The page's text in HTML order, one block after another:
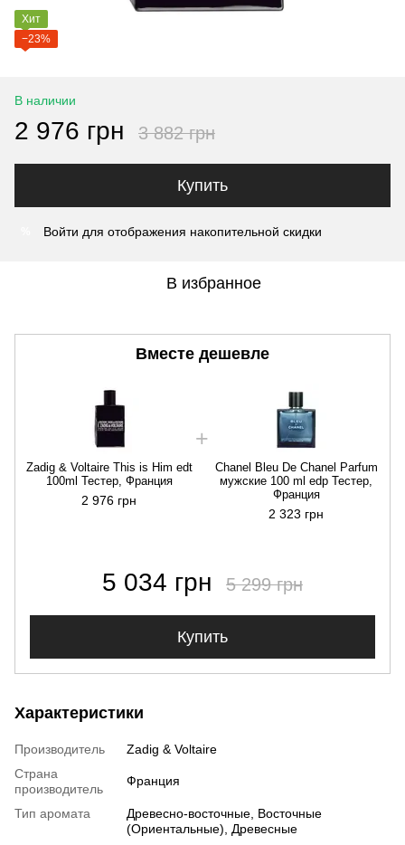
Хит
−23%
В наличии
2 976 грн 3 882 грн
Купить
Войти для отображения накопительной скидки
В избранное
Вместе дешевле
Zadig & Voltaire This is Him edt
100ml Тестер, Франция
2 976 грн
Chanel Bleu De Chanel Parfum
мужские 100 ml edp Тестер,
Франция
2 323 грн
5 034 грн 5 299 грн
Купить
Характеристики
Производитель
Zadig & Voltaire
Страна
производитель
Франция
Тип аромата
Древесно-восточные, Восточные
(Ориентальные), Древесные